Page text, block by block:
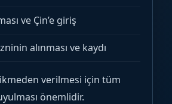
ve Çin’e giriş
alınması ve kaydı
verilmesi için tüm
önemlidir.